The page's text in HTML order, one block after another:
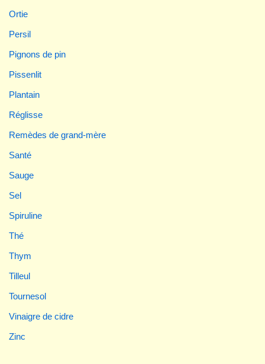
Ortie
Persil
Pignons de pin
Pissenlit
Plantain
Réglisse
Remèdes de grand-mère
Santé
Sauge
Sel
Spiruline
Thé
Thym
Tilleul
Tournesol
Vinaigre de cidre
Zinc